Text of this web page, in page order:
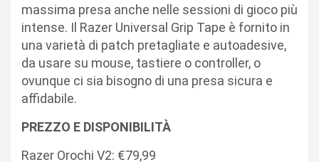
massima presa anche nelle sessioni di gioco più
intense. Il Razer Universal Grip Tape è fornito in
una varietà di patch pretagliate e autoadesive,
da usare su mouse, tastiere o controller, o
ovunque ci sia bisogno di una presa sicura e
affidabile.
PREZZO E DISPONIBILITÀ
Razer Orochi V2: €79,99